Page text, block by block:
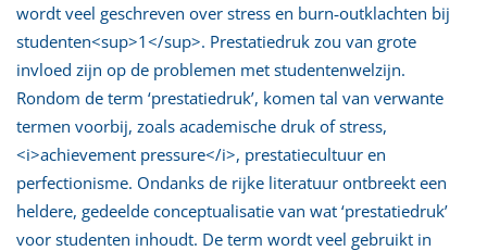
wordt veel geschreven over stress en burn‑outklachten bij
studenten<sup>1</sup>. Prestatiedruk zou van grote
invloed zijn op de problemen met studentenwelzijn.
Rondom de term ‘prestatiedruk’, komen tal van verwante
termen voorbij, zoals academische druk of stress,
<i>achievement pressure</i>, prestatiecultuur en
perfectionisme. Ondanks de rijke literatuur ontbreekt een
heldere, gedeelde conceptualisatie van wat ‘prestatiedruk’
voor studenten inhoudt. De term wordt veel gebruikt in